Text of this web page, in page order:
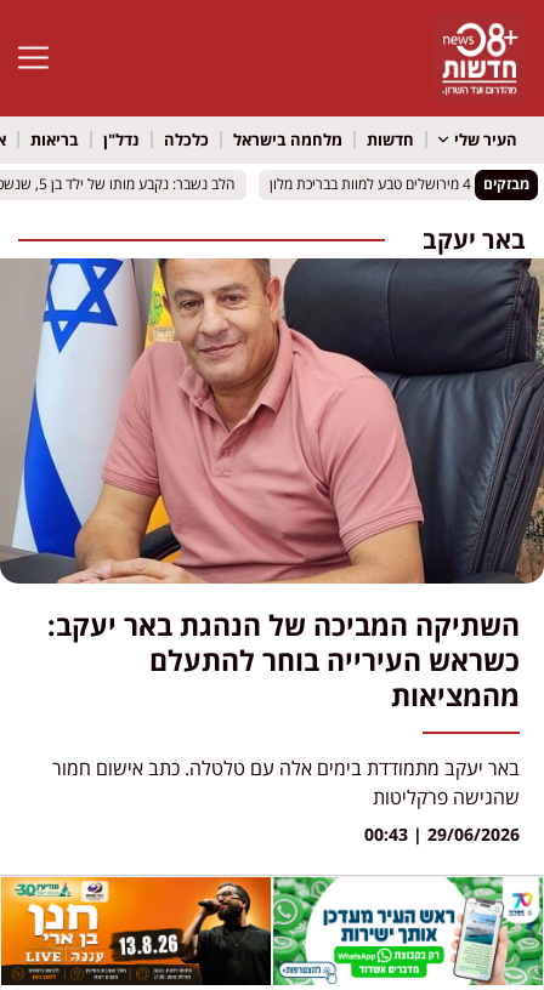
פתח
העיר שלי חדשות מלחמה בישראל כלכלה נדל"ן בריאות
מבזקים הלב נשבר: נקבע מותו של ילד בן 5, שנשכח ברכב בשיא החום
הלב נשבר: נקבע מותו של ילד בן 5, שנשכח ברכב בשיא החום
באר יעקב
השתיקה המביכה של הנהגת באר יעקב:
כשראש העירייה בוחר להתעלם
מהמציאות
29/06/2026
באר יעקב מתמודדת בימים אלה עם טלטלה. כתב אישום חמור
שהגישה פרקליטות